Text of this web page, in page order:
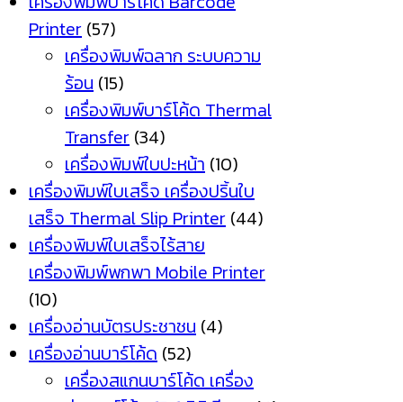
Printer (57)
เครื่องพิมพ์ฉลาก ระบบความ
ร้อน (15)
เครื่องพิมพ์บาร์โค้ด Thermal
Transfer (34)
เครื่องพิมพ์ใบปะหน้า (10)
เครื่องพิมพ์ใบเสร็จ เครื่องปริ้นใบ
เสร็จ Thermal Slip Printer (44)
เครื่องพิมพ์ใบเสร็จไร้สาย
เครื่องพิมพ์พกพา Mobile Printer
(10)
เครื่องอ่านบัตรประชาชน (4)
เครื่องอ่านบาร์โค้ด (52)
เครื่องสแกนบาร์โค้ด เครื่อง